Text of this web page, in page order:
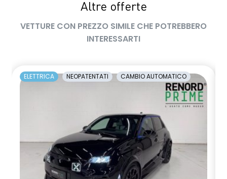
predictive eco driving assistant
privacy glass
retrovisore interno fotocromatico Frame Less senza cornice
retrovisori esterni richiudibili elettricamente
sedili posteriori ripiegabili 1/3 - 2/3
sellerie in tessuto nero jacquard riciclato e tessuto nero
Altre offerte
VETTURE CON PREZZO SIMILE CHE POTREBBERO
INTERESSARTI
ELETTRICA NEOPATENTATI CAMBIO AUTOMATICO